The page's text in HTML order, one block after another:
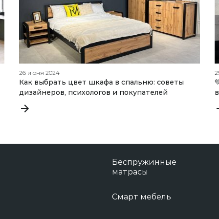
26 июня 2024
Как выбрать цвет шкафа в спальню: советы
дизайнеров, психологов и покупателей
Беспружинные
матрасы
Смарт мебель